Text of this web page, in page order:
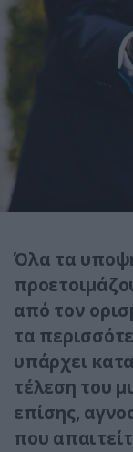
Όλα τα
από τον
τα
υπάρχει
τέλεση του
επίσης,
που